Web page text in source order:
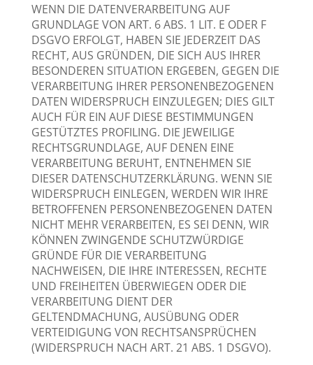
WENN DIE DATENVERARBEITUNG AUF
GRUNDLAGE VON ART. 6 ABS. 1 LIT. E ODER F
DSGVO ERFOLGT, HABEN SIE JEDERZEIT DAS
RECHT, AUS GRÜNDEN, DIE SICH AUS IHRER
BESONDEREN SITUATION ERGEBEN, GEGEN DIE
VERARBEITUNG IHRER PERSONENBEZOGENEN
DATEN WIDERSPRUCH EINZULEGEN; DIES GILT
AUCH FÜR EIN AUF DIESE BESTIMMUNGEN
GESTÜTZTES PROFILING. DIE JEWEILIGE
RECHTSGRUNDLAGE, AUF DENEN EINE
VERARBEITUNG BERUHT, ENTNEHMEN SIE
DIESER DATENSCHUTZERKLÄRUNG. WENN SIE
WIDERSPRUCH EINLEGEN, WERDEN WIR IHRE
BETROFFENEN PERSONENBEZOGENEN DATEN
NICHT MEHR VERARBEITEN, ES SEI DENN, WIR
KÖNNEN ZWINGENDE SCHUTZWÜRDIGE
GRÜNDE FÜR DIE VERARBEITUNG
NACHWEISEN, DIE IHRE INTERESSEN, RECHTE
UND FREIHEITEN ÜBERWIEGEN ODER DIE
VERARBEITUNG DIENT DER
GELTENDMACHUNG, AUSÜBUNG ODER
VERTEIDIGUNG VON RECHTSANSPRÜCHEN
(WIDERSPRUCH NACH ART. 21 ABS. 1 DSGVO).